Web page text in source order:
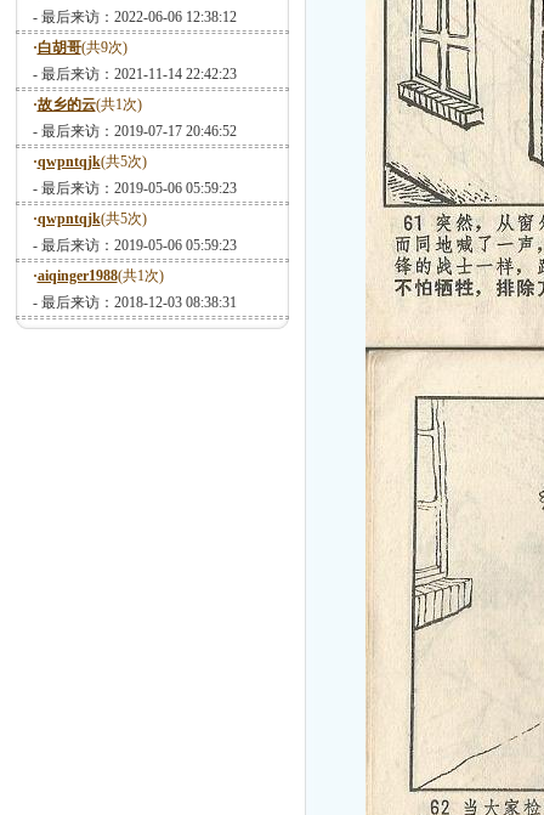
- 最后来访：2022-06-06 12:38:12
·白胡哥(共9次)
- 最后来访：2021-11-14 22:42:23
·故乡的云(共1次)
- 最后来访：2019-07-17 20:46:52
·qwpntqjk(共5次)
- 最后来访：2019-05-06 05:59:23
·qwpntqjk(共5次)
- 最后来访：2019-05-06 05:59:23
·aiqinger1988(共1次)
- 最后来访：2018-12-03 08:38:31